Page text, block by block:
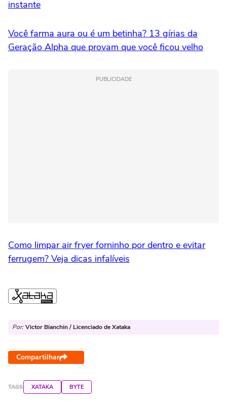
instante
Você farma aura ou é um betinha? 13 gírias da
Geração Alpha que provam que você ficou velho
PUBLICIDADE
Como limpar air fryer forninho por dentro e evitar
ferrugem? Veja dicas infalíveis
Por: Victor Bianchin / Licenciado de Xataka
Compartilhar
TAGS XATAKA BYTE